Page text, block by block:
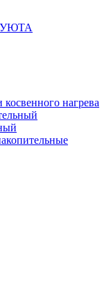
косвенного нагрева